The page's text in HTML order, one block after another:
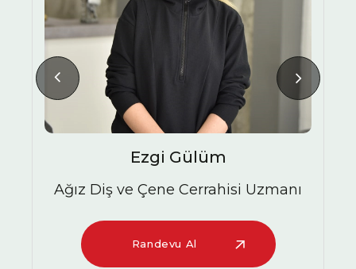
Ezgi Gülüm
Ağız Diş ve Çene Cerrahisi Uzmanı
Randevu Al